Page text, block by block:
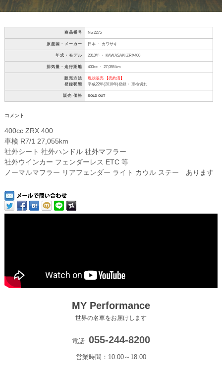
商品番号 No 2275
原産国・メーカー 日本 ・ カワサキ
年式・モデル 2010年 ・ KAWASAKI ZRX400
排気量・走行距離 400cc ・ 27,055 km
販売方法
登録状態
現状販売 【売約済】
平成22年(2010年)登録・ 車検切れ
販売 価格 SOLD OUT
コメント
400cc ZRX 400
車検 R7/1 27,055km
社外シート 社外ハンドル 社外マフラー
社外ウインカー フェンダーレス ETC 等
ノーマルマフラー リアフェンダー ライト カウル ステー あります
MY Performance
世界の名車をお届けします
電話: 055-244-8200
営業時間：10:00～18:00